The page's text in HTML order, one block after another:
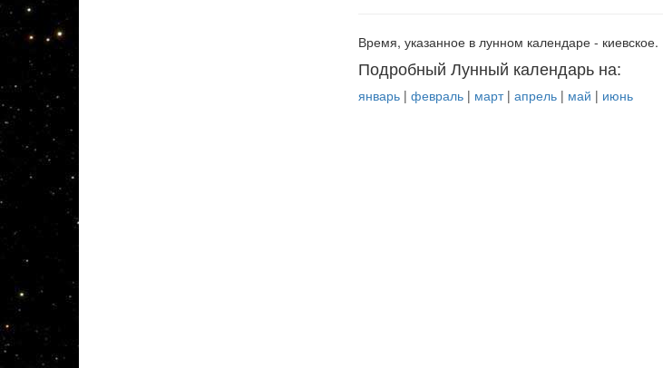
Время, указанное в лунном календаре - киевское.
Подробный Лунный календарь на:
январь| февраль| март| апрель| май | июнь